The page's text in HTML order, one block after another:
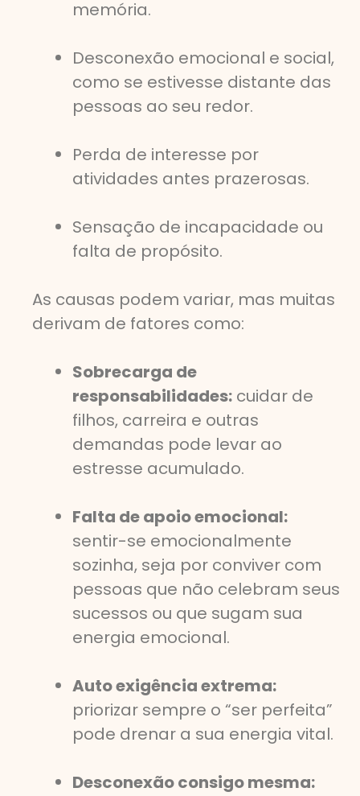
memória.
Desconexão emocional e social,
como se estivesse distante das
pessoas ao seu redor.
Perda de interesse por
atividades antes prazerosas.
Sensação de incapacidade ou
falta de propósito.
As causas podem variar, mas muitas
derivam de fatores como:
Sobrecarga de
responsabilidades: cuidar de
filhos, carreira e outras
demandas pode levar ao
estresse acumulado.
Falta de apoio emocional:
sentir-se emocionalmente
sozinha, seja por conviver com
pessoas que não celebram seus
sucessos ou que sugam sua
energia emocional.
Auto exigência extrema:
priorizar sempre o “ser perfeita”
pode drenar a sua energia vital.
Desconexão consigo mesma: